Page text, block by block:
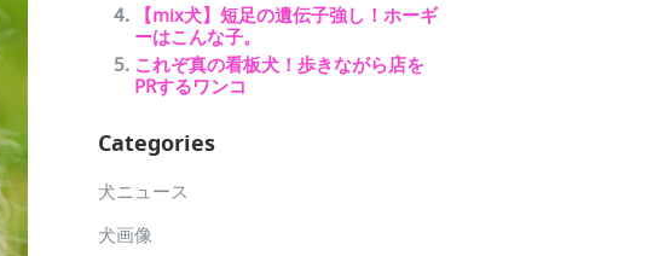
【mix犬】短足の遺伝子強し！ホーギ
ーはこんな子。
これぞ真の看板犬！歩きながら店を
PRするワンコ
Categories
犬ニュース
犬画像